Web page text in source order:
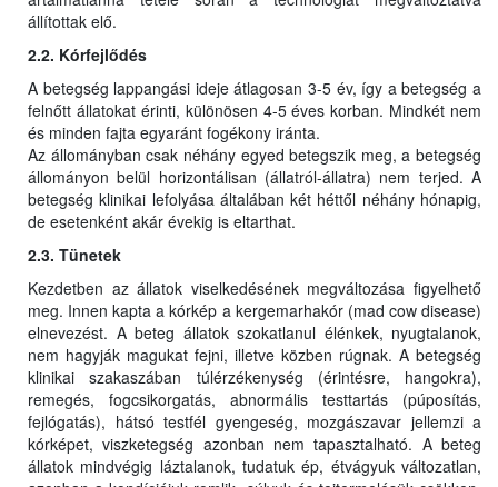
állítottak elő.
2.2. Kórfejlődés
A betegség lappangási ideje átlagosan 3-5 év, így a betegség a
felnőtt állatokat érinti, különösen 4-5 éves korban. Mindkét nem
és minden fajta egyaránt fogékony iránta.
Az állományban csak néhány egyed betegszik meg, a betegség
állományon belül horizontálisan (állatról-állatra) nem terjed. A
betegség klinikai lefolyása általában két héttől néhány hónapig,
de esetenként akár évekig is eltarthat.
2.3. Tünetek
Kezdetben az állatok viselkedésének megváltozása figyelhető
meg. Innen kapta a kórkép a kergemarhakór (mad cow disease)
elnevezést. A beteg állatok szokatlanul élénkek, nyugtalanok,
nem hagyják magukat fejni, illetve közben rúgnak. A betegség
klinikai szakaszában túlérzékenység (érintésre, hangokra),
remegés, fogcsikorgatás, abnormális testtartás (púposítás,
fejlógatás), hátsó testfél gyengeség, mozgászavar jellemzi a
kórképet, viszketegség azonban nem tapasztalható. A beteg
állatok mindvégig láztalanok, tudatuk ép, étvágyuk változatlan,